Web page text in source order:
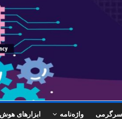
سرگرمی واژه‌نامه ابزارهای